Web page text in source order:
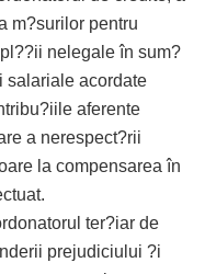
m?surilor pentru
nelegale în sum?
salariale acordate
aferente
a nerespect?rii
la compensarea în
ter?iar de
prejudiciului ?i